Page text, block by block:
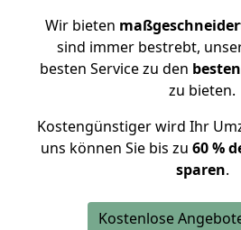
Wir bieten
sind immer bestrebt,
besten Service zu den
zu bieten.
Kostengünstiger wird Ihr
uns können Sie bis zu 60 %
sparen.
Kostenlose